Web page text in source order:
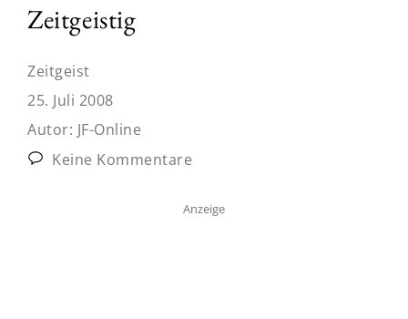
Zeitgeistig
Zeitgeist
25. Juli 2008
Autor: JF-Online
Keine Kommentare
Anzeige